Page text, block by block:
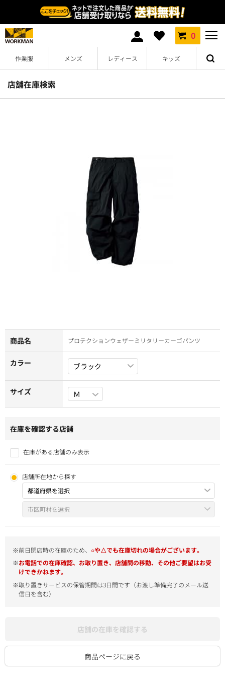
0
作業服 メンズ レディース キッズ
店舗在庫検索
商品名 プロテクションウェザーミリタリーカーゴパンツ
カラー
サイズ
在庫を確認する店舗
在庫がある店舗のみ表示
店舗所在地から探す
※前日閉店時の在庫のため、 ○や△でも在庫切れの場合がございます。
※お電話での在庫確認、お取り置き、店舗間の移動、その他ご要望はお受
けできかねます。
※取り置きサービスの保管期間は3日間です（お渡し準備完了のメール送
信日を含む）
店舗の在庫を確認する
商品ページに戻る